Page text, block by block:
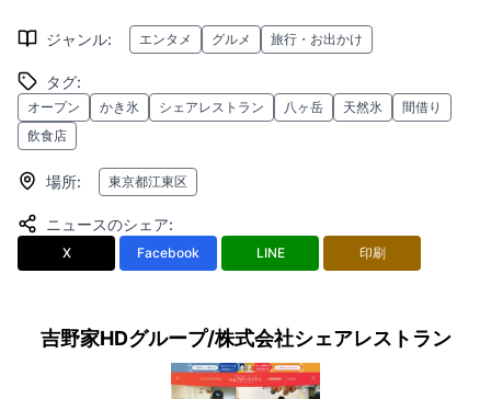
ジャンル: エンタメ グルメ 旅行・お出かけ
タグ:
オープン かき氷 シェアレストラン 八ヶ岳 天然氷
間借り
飲食店
場所: 東京都江東区
ニュースのシェア:
X Facebook LINE 印刷
吉野家HDグループ/株式会社シェアレストラン